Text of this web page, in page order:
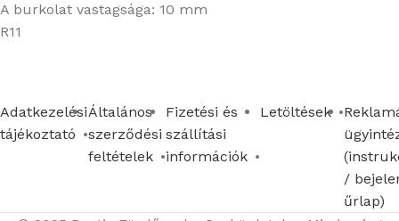
A burkolat vastagsága: 10 mm
R11
Adatkezelési
tájékoztató
Általános
szerződési
feltételek
Fizetési és
szállítási
információk
Letöltések
/
űrlap)